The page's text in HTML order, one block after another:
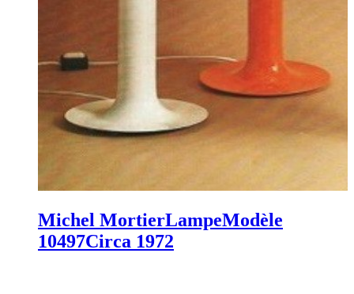
Michel MortierLampeModèle
10497Circa 1972